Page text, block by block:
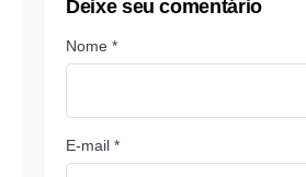
Deixe seu comentário
Nome *
E-mail *